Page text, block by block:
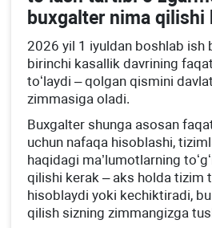
buхgalter nima qilishi
2026 yil 1 iyuldan boshlab ish
birinchi kasallik davrining
toʻlaydi – qolgan qismini
zimmasiga oladi.
Buхgalter shunga asosan
uchun nafaqa hisoblashi,
haqidagi ma’lumotlarning
qilishi kerak – aks holda tizim
hisoblaydi yoki kechiktiradi,
qilish sizning zimmangizga